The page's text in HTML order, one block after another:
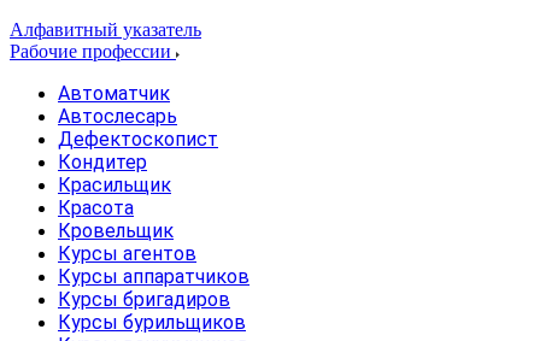
Алфавитный указатель
Рабочие профессии
Автоматчик
Автослесарь
Дефектоскопист
Кондитер
Красильщик
Красота
Кровельщик
Курсы агентов
Курсы аппаратчиков
Курсы бригадиров
Курсы бурильщиков